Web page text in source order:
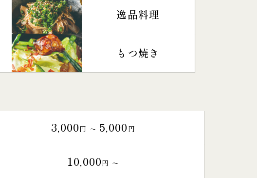
逸品料理
もつ焼き
3,000円 〜 5,000円
10,000円 〜